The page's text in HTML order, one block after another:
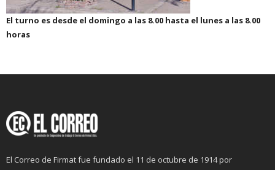
El turno es desde el domingo a las 8.00 hasta el lunes a las 8.00
horas
El Correo de Firmat fue fundado el 11 de octubre de 1914 por